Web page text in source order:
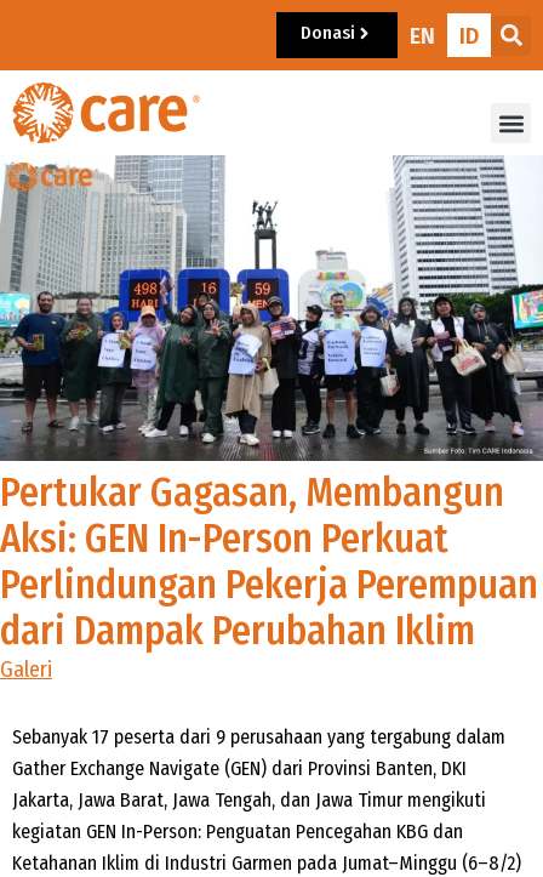
Donasi EN ID
Pertukar Gagasan, Membangun
Aksi: GEN In-Person Perkuat
Perlindungan Pekerja Perempuan
dari Dampak Perubahan Iklim
Galeri
Sebanyak 17 peserta dari 9 perusahaan yang tergabung dalam
Gather Exchange Navigate (GEN) dari Provinsi Banten, DKI
Jakarta, Jawa Barat, Jawa Tengah, dan Jawa Timur mengikuti
kegiatan GEN In-Person: Penguatan Pencegahan KBG dan
Ketahanan Iklim di Industri Garmen pada Jumat–Minggu (6–8/2)